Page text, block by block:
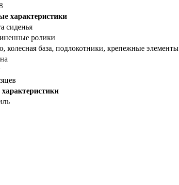
характеристики
сиденья
ролики
колесная база, подлокотники, крепежные элементы